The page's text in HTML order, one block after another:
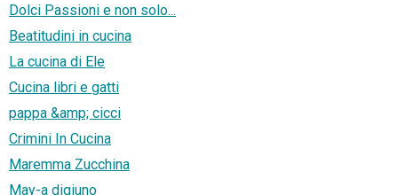
Dolci Passioni e non solo...
Beatitudini in cucina
La cucina di Ele
Cucina libri e gatti
pappa &amp; cicci
Crimini In Cucina
Maremma Zucchina
May-a digiuno